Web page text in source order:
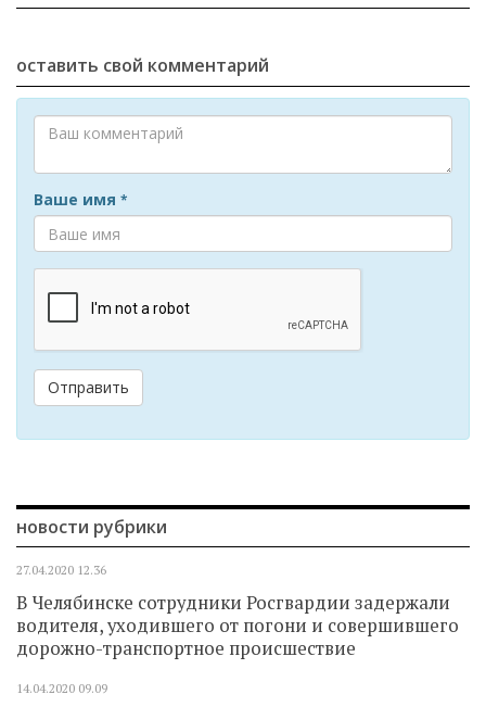
оставить свой комментарий
Ваше имя *
Отправить
новости рубрики
27.04.2020 12.36
В Челябинске сотрудники Росгвардии задержали
водителя, уходившего от погони и совершившего
дорожно-транспортное происшествие
14.04.2020 09.09